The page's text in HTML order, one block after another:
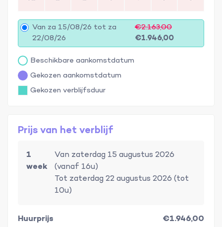
Van za 15/08/26 tot za
22/08/26
€2.163,00
€1.946,00
Beschikbare aankomstdatum
Gekozen aankomstdatum
Gekozen verblijfsduur
Prijs van het verblijf
1
week
Van zaterdag 15 augustus 2026
(vanaf 16u)
Tot zaterdag 22 augustus 2026 (tot
10u)
Huurprijs
€1.946,00